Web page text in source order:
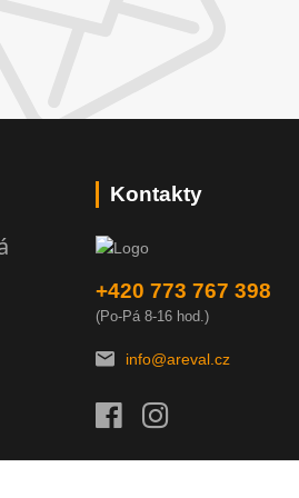
Kontakty
+420 773 767 398
(Po-Pá 8-16 hod.)
info@areval.cz